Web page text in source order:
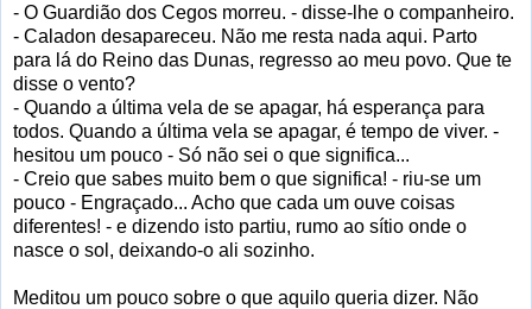
- O Guardião dos Cegos morreu. - disse-lhe o companheiro.
- Caladon desapareceu. Não me resta nada aqui. Parto
para lá do Reino das Dunas, regresso ao meu povo. Que te
disse o vento?
- Quando a última vela de se apagar, há esperança para
todos. Quando a última vela se apagar, é tempo de viver. -
hesitou um pouco - Só não sei o que significa...
- Creio que sabes muito bem o que significa! - riu-se um
pouco - Engraçado... Acho que cada um ouve coisas
diferentes! - e dizendo isto partiu, rumo ao sítio onde o
nasce o sol, deixando-o ali sozinho.
Meditou um pouco sobre o que aquilo queria dizer. Não